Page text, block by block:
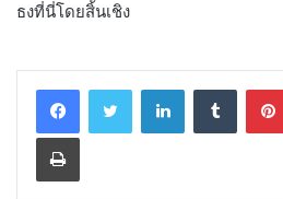
ธงที่นี่โดยสิ้นเชิง
LinkedInTumblr
Print